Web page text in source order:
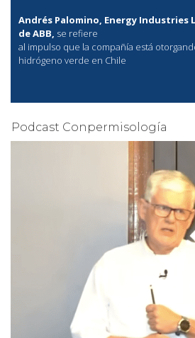
Andrés Palomino, Energy Industries
de ABB, se refiere
al impulso que la compañía está
hidrógeno verde en Chile
Podcast Conpermisología